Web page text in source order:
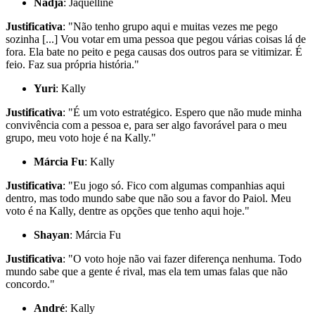
Justificativa: "Não tenho grupo aqui e muitas vezes me pego
sozinha [...] Vou votar em uma pessoa que pegou várias coisas lá de
fora. Ela bate no peito e pega causas dos outros para se vitimizar. É
feio. Faz sua própria história."
Yuri: Kally
Justificativa: "É um voto estratégico. Espero que não mude minha
convivência com a pessoa e, para ser algo favorável para o meu
grupo, meu voto hoje é na Kally."
Márcia Fu: Kally
Justificativa: "Eu jogo só. Fico com algumas companhias aqui
dentro, mas todo mundo sabe que não sou a favor do Paiol. Meu
voto é na Kally, dentre as opções que tenho aqui hoje."
Shayan: Márcia Fu
Justificativa: "O voto hoje não vai fazer diferença nenhuma. Todo
mundo sabe que a gente é rival, mas ela tem umas falas que não
concordo."
André: Kally